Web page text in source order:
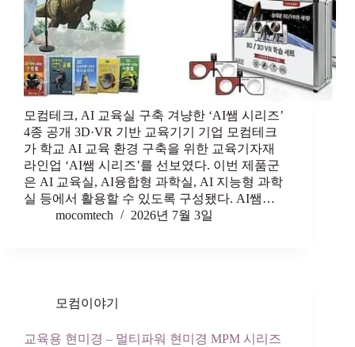
모컴테크, AI 교육실 구축 겨냥한 ‘AI쌤 시리즈’
4종 공개 3D·VR 기반 교육기기 기업 모컴테크
가 학교 AI 교육 환경 구축을 위한 교육기자재
라인업 ‘AI쌤 시리즈’를 선보였다. 이번 제품군
은 AI 교육실, AI융합형 과학실, AI 지능형 과학
실 등에서 활용할 수 있도록 구성됐다. AI쌤…
mocomtech
2026년 7월 3일
모컴이야기
교육용 현미경 – 멀티파워 현미경 MPM 시리즈